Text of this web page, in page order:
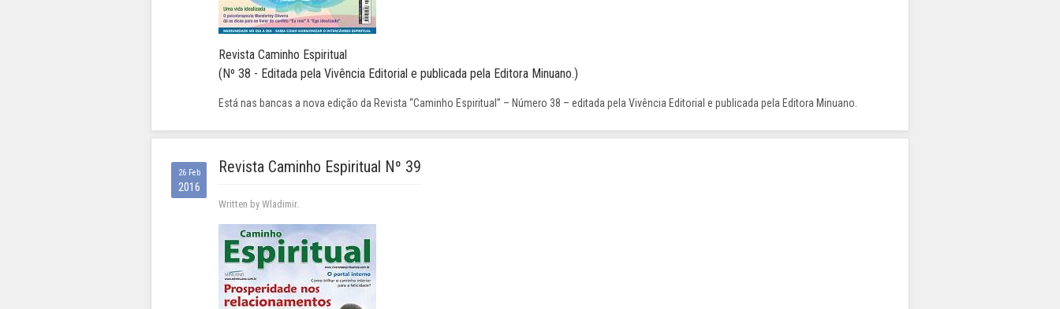
Revista Caminho Espiritual
(Nº 38 - Editada pela Vivência Editorial e publicada pela Editora Minuano.)
Está nas bancas a nova edição da Revista “Caminho Espiritual” – Número 38 – editada pela Vivência Editorial e publicada pela Editora Minuano.
26 Feb
2016
Revista Caminho Espiritual Nº 39
Written by Wladimir.